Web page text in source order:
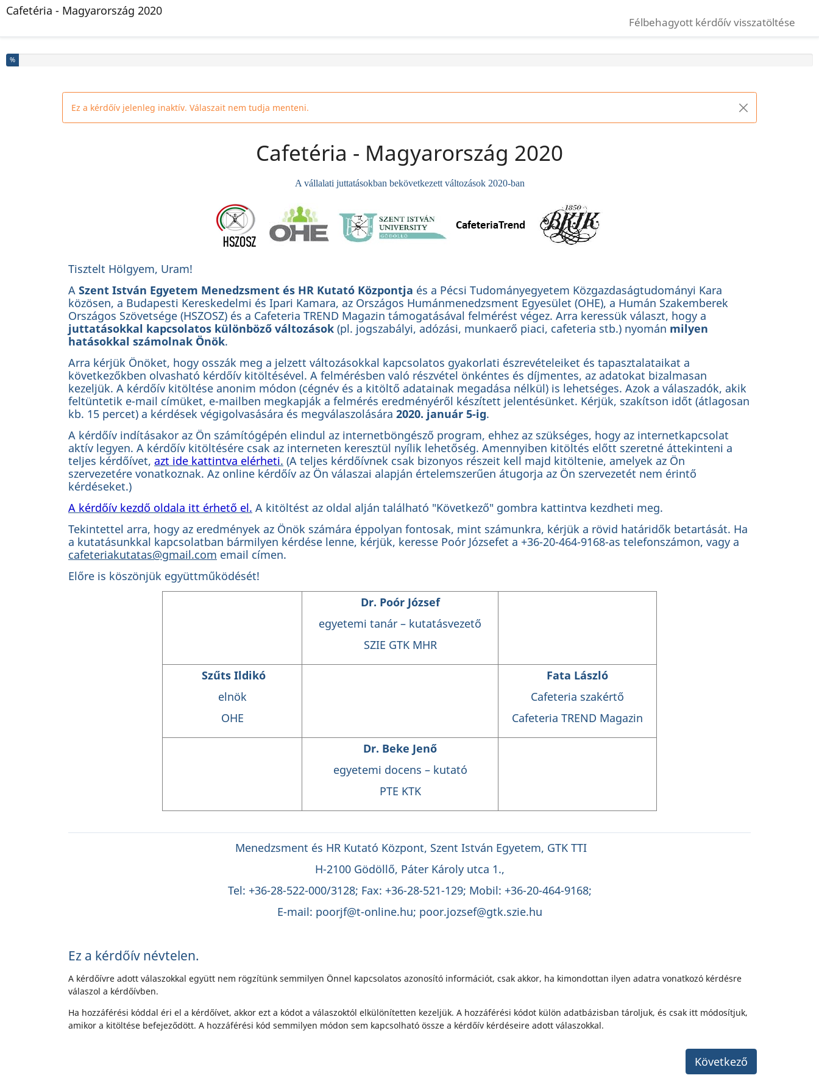
Cafetéria - Magyarország 2020
Félbehagyott kérdőív visszatöltése
Befejezte a kérdőív % százalékát
%
Ez a kérdőív jelenleg inaktív. Válaszait nem tudja menteni.
Cafetéria - Magyarország 2020
A vállalati juttatásokban bekövetkezett változások 2020-ban
Tisztelt Hölgyem, Uram!
A Szent István Egyetem Menedzsment és HR Kutató Központja és a Pécsi Tudományegyetem Közgazdaságtudományi Kara
közösen, a Budapesti Kereskedelmi és Ipari Kamara, az Országos Humánmenedzsment Egyesület (OHE), a Humán Szakemberek
Országos Szövetsége (HSZOSZ) és a Cafeteria TREND Magazin támogatásával felmérést végez. Arra keressük választ, hogy a
juttatásokkal kapcsolatos különböző változások (pl. jogszabályi, adózási, munkaerő piaci, cafeteria stb.) nyomán milyen
hatásokkal számolnak Önök.
Arra kérjük Önöket, hogy osszák meg a jelzett változásokkal kapcsolatos gyakorlati észrevételeiket és tapasztalataikat a
következőkben olvasható kérdőív kitöltésével. A felmérésben való részvétel önkéntes és díjmentes, az adatokat bizalmasan
kezeljük. A kérdőív kitöltése anonim módon (cégnév és a kitöltő adatainak megadása nélkül) is lehetséges. Azok a válaszadók, akik
feltüntetik e-mail címüket, e-mailben megkapják a felmérés eredményéről készített jelentésünket. Kérjük, szakítson időt (átlagosan
kb. 15 percet) a kérdések végigolvasására és megválaszolására 2020. január 5-ig.
A kérdőív indításakor az Ön számítógépén elindul az internetböngésző program, ehhez az szükséges, hogy az internetkapcsolat
aktív legyen. A kérdőív kitöltésére csak az interneten keresztül nyílik lehetőség. Amennyiben kitöltés előtt szeretné áttekinteni a
teljes kérdőívet, azt ide kattintva elérheti. (A teljes kérdőívnek csak bizonyos részeit kell majd kitöltenie, amelyek az Ön
szervezetére vonatkoznak. Az online kérdőív az Ön válaszai alapján értelemszerűen átugorja az Ön szervezetét nem érintő
kérdéseket.)
A kérdőív kezdő oldala itt érhető el. A kitöltést az oldal alján található "Következő" gombra kattintva kezdheti meg.
Tekintettel arra, hogy az eredmények az Önök számára éppolyan fontosak, mint számunkra, kérjük a rövid határidők betartását. Ha
a kutatásunkkal kapcsolatban bármilyen kérdése lenne, kérjük, keresse Poór Józsefet a +36-20-464-9168-as telefonszámon, vagy a
cafeteriakutatas@gmail.com email címen.
Előre is köszönjük együttműködését!
Dr. Poór József
egyetemi tanár – kutatásvezető
SZIE GTK MHR
Szűts Ildikó
elnök
OHE
Fata László
Cafeteria szakértő
Cafeteria TREND Magazin
Dr. Beke Jenő
egyetemi docens – kutató
PTE KTK
Menedzsment és HR Kutató Központ, Szent István Egyetem, GTK TTI
H-2100 Gödöllő, Páter Károly utca 1.,
Tel: +36-28-522-000/3128; Fax: +36-28-521-129; Mobil: +36-20-464-9168;
E-mail: poorjf@t-online.hu; poor.jozsef@gtk.szie.hu
Ez a kérdőív névtelen.
A kérdőívre adott válaszokkal együtt nem rögzítünk semmilyen Önnel kapcsolatos azonosító információt, csak akkor, ha kimondottan ilyen adatra vonatkozó kérdésre
válaszol a kérdőívben.
Ha hozzáférési kóddal éri el a kérdőívet, akkor ezt a kódot a válaszoktól elkülönítetten kezeljük. A hozzáférési kódot külön adatbázisban tároljuk, és csak itt módosítjuk,
amikor a kitöltése befejeződött. A hozzáférési kód semmilyen módon sem kapcsolható össze a kérdőív kérdéseire adott válaszokkal.
Következő